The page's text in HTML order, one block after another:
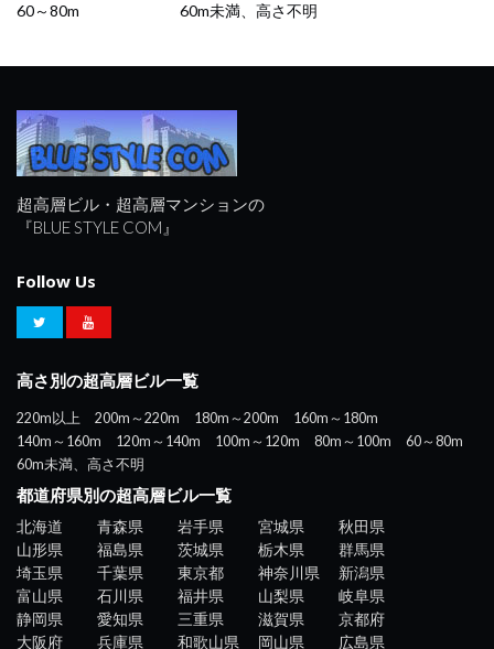
60～80m
60m未満、高さ不明
超高層ビル・超高層マンションの
『BLUE STYLE COM』
Follow Us
高さ別の超高層ビル一覧
220m以上 200m～220m 180m～200m
160m～180m
140m～160m
120m～140m 100m～120m 80m～100m
60～80m
60m未満、高さ不明
都道府県別の超高層ビル一覧
北海道 青森県 岩手県 宮城県
秋田県
山形県
福島県 茨城県 栃木県
群馬県
埼玉県
千葉県 東京都 神奈川県
新潟県
富山県
石川県 福井県 山梨県
岐阜県
静岡県
愛知県 三重県 滋賀県
京都府
大阪府
兵庫県 和歌山県 岡山県 広島県